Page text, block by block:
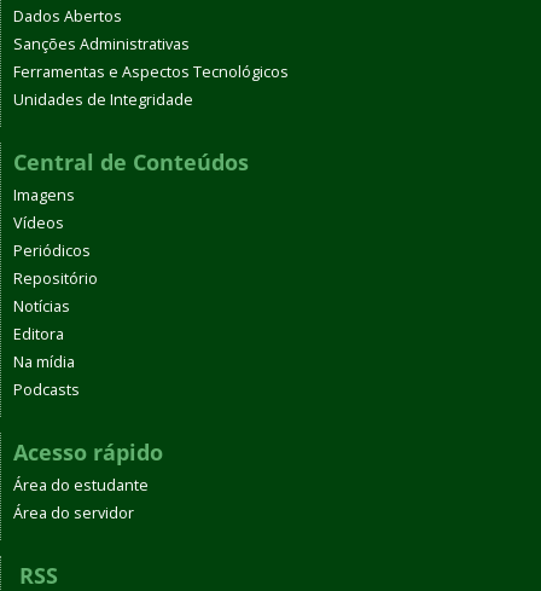
Dados Abertos
Sanções Administrativas
Ferramentas e Aspectos Tecnológicos
Unidades de Integridade
Central de Conteúdos
Imagens
Vídeos
Periódicos
Repositório
Notícias
Editora
Na mídia
Podcasts
Acesso rápido
Área do estudante
Área do servidor
RSS